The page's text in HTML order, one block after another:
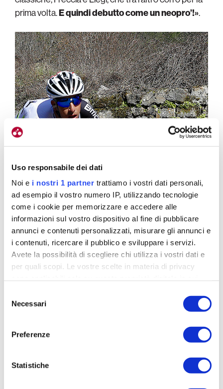
Uso responsabile dei dati
Noi e i nostri 1 partner trattiamo i vostri dati personali,
ad esempio il vostro numero IP, utilizzando tecnologie
come i cookie per memorizzare e accedere alle
informazioni sul vostro dispositivo al fine di pubblicare
annunci e contenuti personalizzati, misurare gli annunci e
i contenuti, ricercare il pubblico e sviluppare i servizi.
Avete la possibilità di scegliere chi utilizza i vostri dati e
per quali scopi. Le vostre scelte in materia di privacy
revocare il proprio consenso in qualsiasi momento dalla
Dichiarazione sui cookie o facendo clic sull'icona di
e imposta le tue preferenze nella
sezione dettagli. Puoi
modificare o ritirare il tuo consenso in qualsiasi momento
delNecessari
Preferenze
Statistiche
prima volta.E quindi debutto come un neopro’!».
Aru (31 anni a luglio) è alla Qhubeka-Assos da questa stagione
Condizione in
crescita